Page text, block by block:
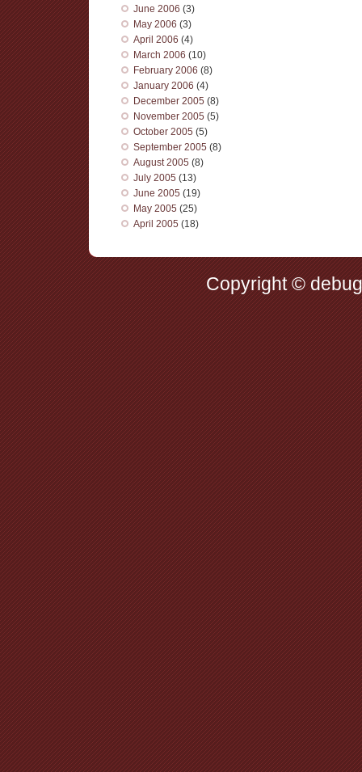
June 2006 (3)
May 2006 (3)
April 2006 (4)
March 2006 (10)
February 2006 (8)
January 2006 (4)
December 2005 (8)
November 2005 (5)
October 2005 (5)
September 2005 (8)
August 2005 (8)
July 2005 (13)
June 2005 (19)
May 2005 (25)
April 2005 (18)
Copyright ©